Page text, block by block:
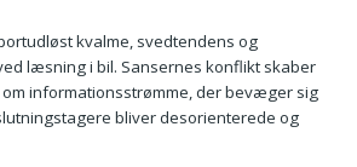
kvalme, svedtendens og
læsning i bil. Sansernes konflikt skaber
informationsstrømme, der bevæger sig
bliver desorienterede og